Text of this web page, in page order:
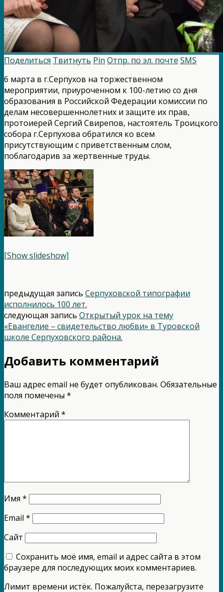
Поделиться Твитнуть Pin Отпр. по эл. почте SMS
6 марта в г.Серпухов на торжественном
мероприятии, приуроченном к 100-летию со дня
образования в Российской Федерации комиссии по
делам несовершеннолетних и защите их прав,
протоиерей Сергий Свирепов, настоятель Троицкого
собора г.Серпухова обратился ко всем
присутствующим с приветственным слом,
поблагодарив за жертвенные труды.
[Show slideshow]
предыдущая запись Серпуховской типографии
исполнилось 100 лет.
следующая запись Открытый урок на тему
«Евангелие – свидетельство любви» в Туровской
школе Серпуховского района.
Добавить комментарий
Ваш адрес email не будет опубликован. Обязательные
поля помечены *
Комментарий *
Имя *
Email *
Сайт
Сохранить моё имя, email и адрес сайта в этом
браузере для последующих моих комментариев.
Лимит времени истёк. Пожалуйста, перезагрузите